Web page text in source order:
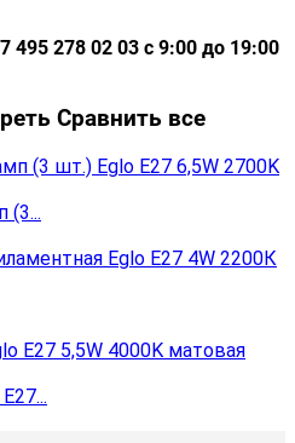
495 278 02 03 с 9:00 до 19:00
Сравнить все
(3...